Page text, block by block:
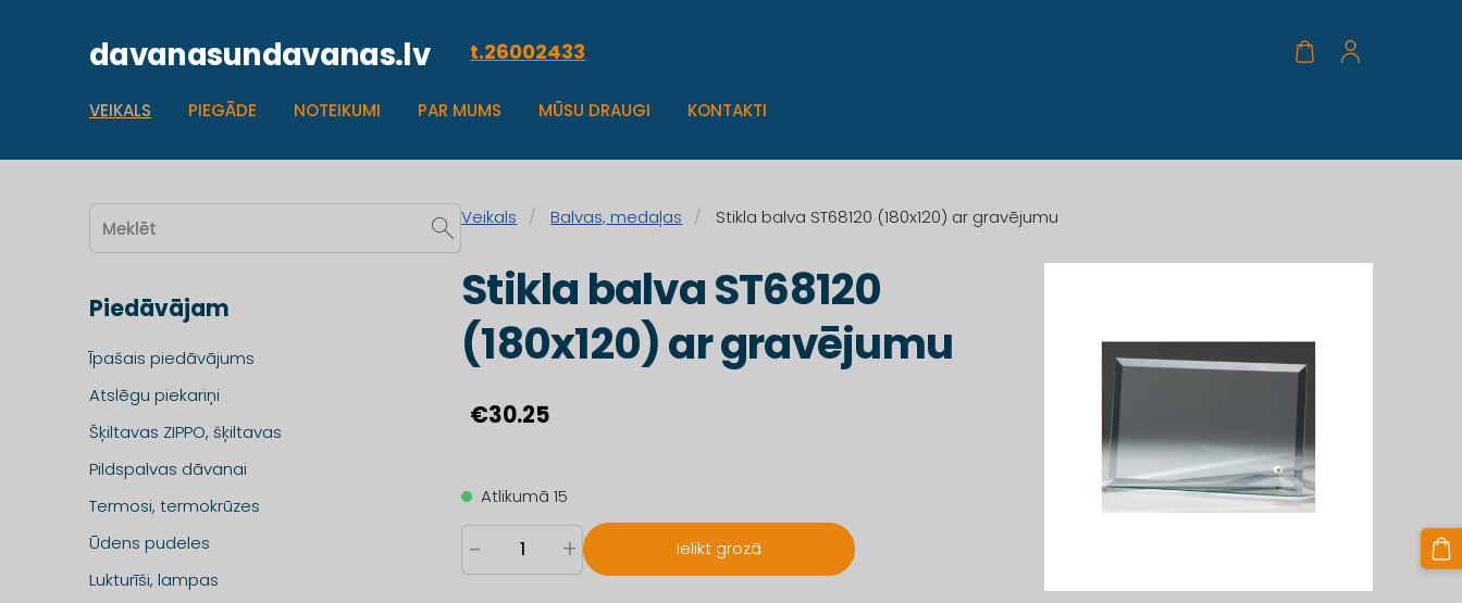
davanasundavanas.lv t.26002433
VEIKALS PIEGĀDE NOTEIKUMI PAR MUMS MŪSU DRAUGI KONTAKTI
Piedāvājam
Īpašais piedāvājums
Atslēgu piekariņi
Šķiltavas ZIPPO, šķiltavas
Pildspalvas dāvanai
Termosi, termokrūzes
Ūdens pudeles
Lukturīši, lampas
Veikals Balvas, medaļas Stikla balva ST68120 (180x120) ar gravējumu
Stikla balva ST68120
(180x120) ar gravējumu
€30.25
Atlikumā 15
- + Ielikt grozā